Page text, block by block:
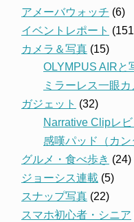
アメーバウォッチ (6)
イベントレポート
カメラ＆写真 (15)
OLYMPUS AIRと
ミラーレス一眼
ガジェット (32)
Narrative Clipレ
感嘆パッド（カン
グルメ・食べ歩き (24)
ジョーシス連載 (5)
スナップ写真 (22)
スマホ初心者・シニア